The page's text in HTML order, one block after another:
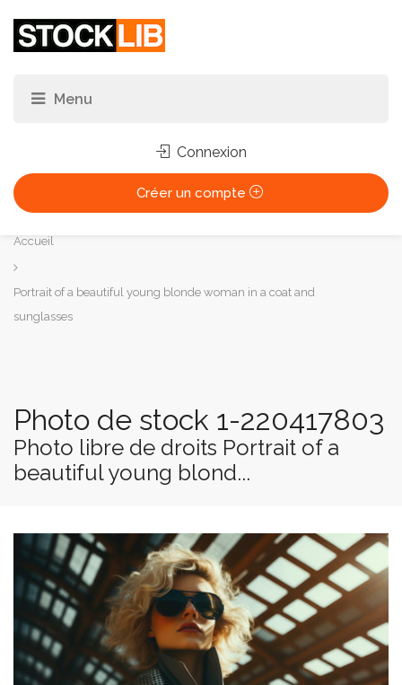
Connexion
Créer un compte
Vous
êtes
ici :
Accueil
Portrait of a beautiful young blonde woman in a coat and
sunglasses
Photo de stock 1-220417803
Photo libre de droits Portrait of a
beautiful young blond...